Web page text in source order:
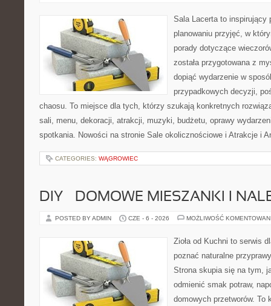
Sala Lacerta to inspirujący
planowaniu przyjęć, w
porady dotyczące
została przygotowana z
dopiąć wydarzenie w
przypadkowych decyzji,
chaosu. To miejsce dla tych, którzy szukają konkretnych
sali, menu, dekoracji, atrakcji, muzyki, budżetu, oprawy
spotkania. Nowości na stronie Sale okolicznościowe i Atrakcje i
CATEGORIES: WĄGROWIEC
DIY – DOMOWE MIESZANKI I
POSTED BY ADMIN CZE - 6 - 2026 MOŻLIWOŚĆ
Zioła od Kuchni to serwis
poznać naturalne
Strona skupia się na tym,
odmienić smak potraw,
domowych przetworów. To